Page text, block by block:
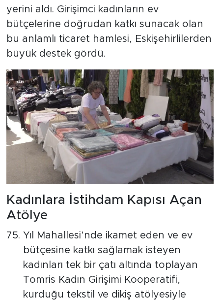
yerini aldı. Girişimci kadınların ev
bütçelerine doğrudan katkı sunacak olan
bu anlamlı ticaret hamlesi, Eskişehirlilerden
büyük destek gördü.
Kadınlara İstihdam Kapısı Açan
Atölye
Yıl Mahallesi’nde ikamet eden ve ev
bütçesine katkı sağlamak isteyen
kadınları tek bir çatı altında toplayan
Tomris Kadın Girişimi Kooperatifi,
kurduğu tekstil ve dikiş atölyesiyle